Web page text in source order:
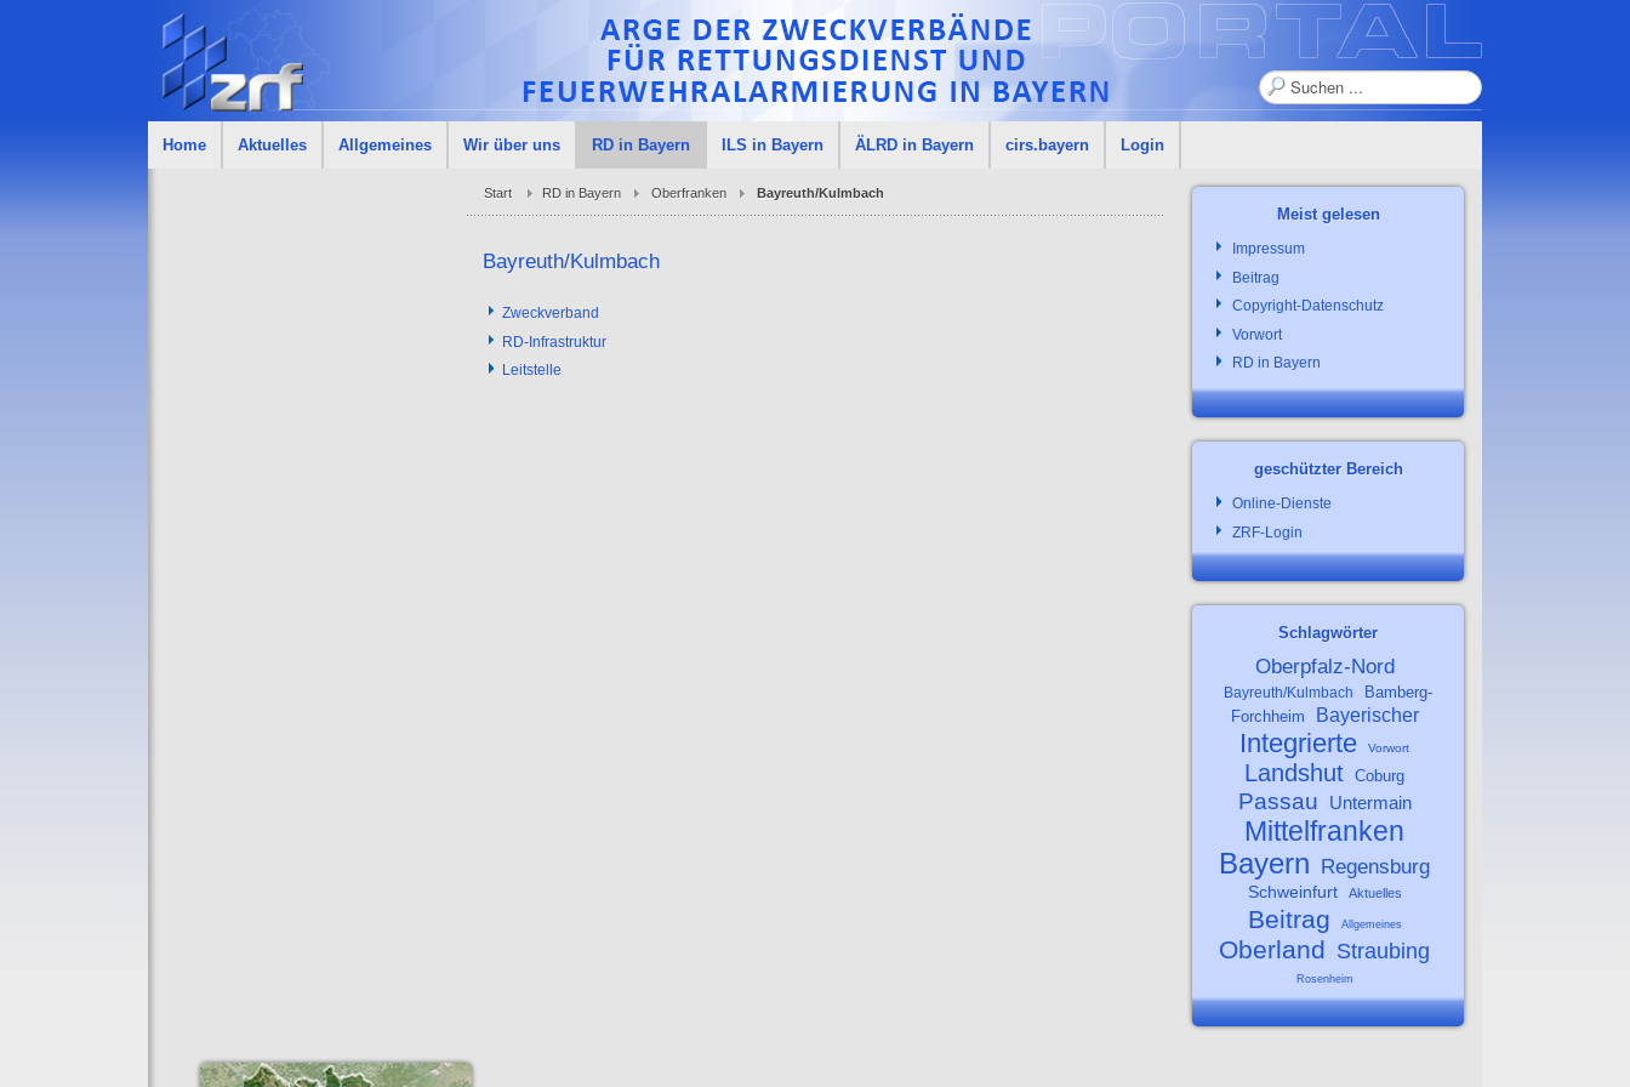
Suchen
Home Aktuelles Allgemeines Wir über uns RD in Bayern ILS in Bayern ÄLRD in Bayern cirs.bayern Login
Start RD in Bayern Oberfranken Bayreuth/Kulmbach
Bayreuth/Kulmbach
Zweckverband
RD-Infrastruktur
Leitstelle
Meist gelesen
Impressum
Beitrag
Copyright-Datenschutz
Vorwort
RD in Bayern
geschützter Bereich
Online-Dienste
ZRF-Login
Schlagwörter
Oberpfalz-Nord
Bayreuth/Kulmbach
Bamberg-
Forchheim
Bayerischer
Integrierte Vorwort
Landshut Coburg
Passau Untermain
Mittelfranken
Bayern Regensburg
Schweinfurt Aktuelles
Beitrag Allgemeines
Oberland Straubing
Rosenheim